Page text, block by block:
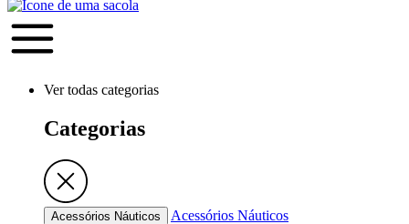
Ver todas categorias
Categorias
Acessórios Náuticos
Acessórios Náuticos